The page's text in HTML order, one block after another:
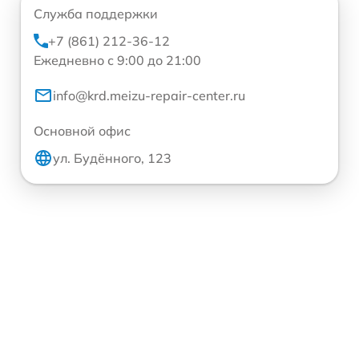
Служба поддержки
+7 (861) 212-36-12
Ежедневно с 9:00 до 21:00
info@krd.meizu-repair-center.ru
Основной офис
ул. Будённого, 123